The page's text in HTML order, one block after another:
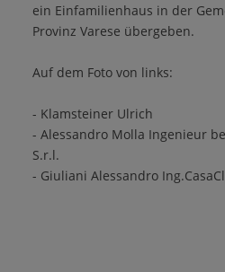
ein Einfamilienhaus in der
Provinz Varese übergeben.
Auf dem Foto von links:
- Klamsteiner Ulrich
- Alessandro Molla Ingenieur
S.r.l.
- Giuliani Alessandro